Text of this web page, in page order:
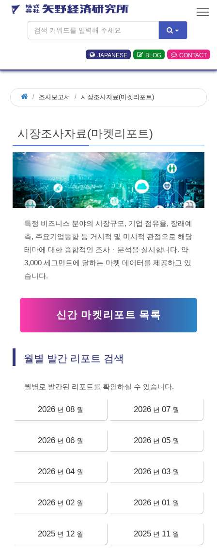
JAPANESE BLOG CONTACT
조사보고서 시장조사자료(마켓리포트)
시장조사자료(마켓리포트)
특정 비즈니스 분야의 시장규모, 기업 점유율, 장래예
측, 주요기업동향 등 거시적 및 미시적 관점으로 해당
테마에 대한 종합적인 조사ㆍ분석을 실시합니다. 약
3,000 세그먼트에 달하는 마켓 데이터를 제공하고 있
습니다.
신간 마켓리포트 목록
월별 발간 리포트 검색
월별로 발간된 리포트를 확인하실 수 있습니다.
2026년 08월 2026년 07월
2026년 06월 2026년 05월
2026년 04월 2026년 03월
2026년 02월 2026년 01월
2025년 12월 2025년 11월